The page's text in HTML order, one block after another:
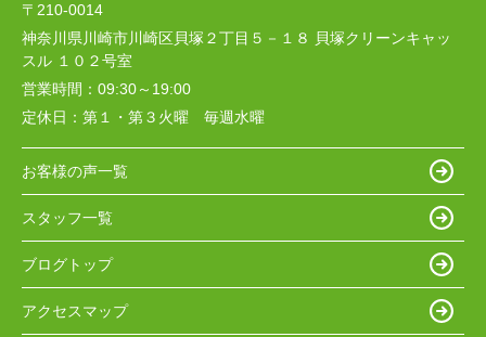
〒210-0014
神奈川県川崎市川崎区貝塚２丁目５－１８ 貝塚クリーンキャッ
スル １０２号室
営業時間： 09:30～19:00
定休日： 第１・第３火曜 毎週水曜
お客様の声一覧
スタッフ一覧
ブログトップ
アクセスマップ